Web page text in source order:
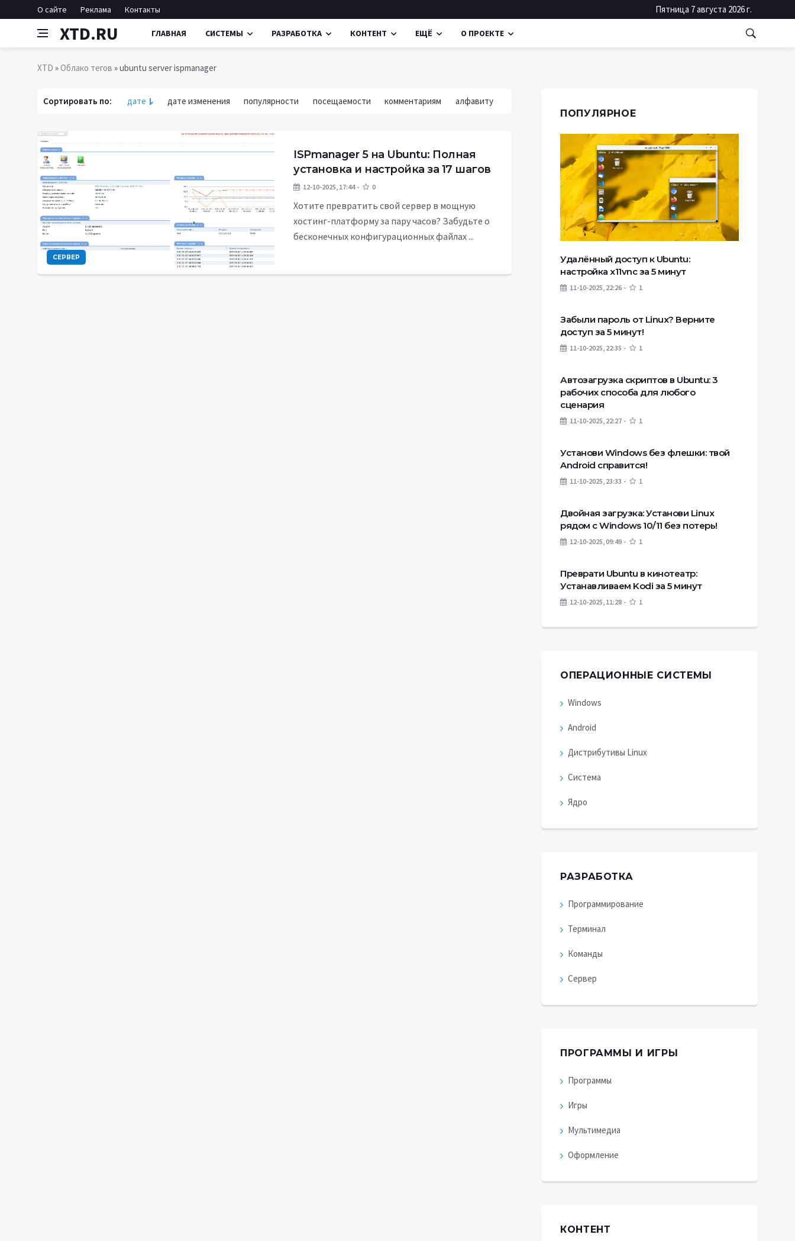
О сайте Реклама Контакты Пятница 7 августа 2026 г.
XTD.RU ГЛАВНАЯ СИСТЕМЫ РАЗРАБОТКА КОНТЕНТ ЕЩЁ О ПРОЕКТЕ
XTD »Облако тегов » ubuntu server ispmanager
Сортировать по: дате дате изменения популярности посещаемости комментариям алфавиту
СЕРВЕР
ISPmanager 5 на Ubuntu: Полная
установка и настройка за 17 шагов
12-10-2025, 17:44 0
Хотите превратить свой сервер в мощную
хостинг-платформу за пару часов? Забудьте о
бесконечных конфигурационных файлах ...
ПОПУЛЯРНОЕ
Удалённый доступ к Ubuntu:
настройка x11vnc за 5 минут
11-10-2025, 22:26 1
Забыли пароль от Linux? Верните
доступ за 5 минут!
11-10-2025, 22:35 1
Автозагрузка скриптов в Ubuntu: 3
рабочих способа для любого
сценария
11-10-2025, 22:27 1
Установи Windows без флешки: твой
Android справится!
11-10-2025, 23:33 1
Двойная загрузка: Установи Linux
рядом с Windows 10/11 без потерь!
12-10-2025, 09:49 1
Преврати Ubuntu в кинотеатр:
Устанавливаем Kodi за 5 минут
12-10-2025, 11:28 1
ОПЕРАЦИОННЫЕ СИСТЕМЫ
Windows
Android
Дистрибутивы Linux
Система
Ядро
РАЗРАБОТКА
Программирование
Терминал
Команды
Сервер
ПРОГРАММЫ И ИГРЫ
Программы
Игры
Мультимедиа
Оформление
КОНТЕНТ